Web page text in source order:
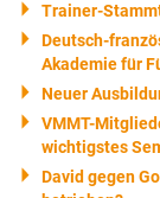
Trainer-
Deutsch-
Akademie für
Neuer
VMMT-
wichtigstes
David gegen